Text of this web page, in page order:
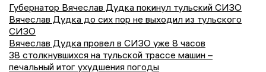
Губернатор Вячеслав Дудка покинул тульский СИЗО
Вячеслав Дудка до сих пор не выходил из тульского
СИЗО
Вячеслав Дудка провел в СИЗО уже 8 часов
38 столкнувшихся на тульской трассе машин –
печальный итог ухудшения погоды